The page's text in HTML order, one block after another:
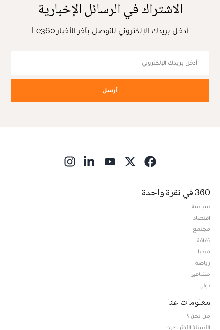
الاشتراك في الرسائل الإخبارية
أدخل بريدك الإلكتروني للتوصل بآخر الأخبار Le360
أرسل
360 في نقرة واحدة
سياسة
اقتصاد
مجتمع
ثقافة
ميديا
رياضة
مشاهير
دولي
معلومات عنا
من نحن ؟
الأسئلة الأكثر طرحا